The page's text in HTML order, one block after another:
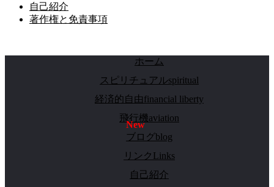
自己紹介
著作権と免責事項
ホーム
スピリチュアルspiritual
経済的自由financial liberty
飛行機aviation
ブログblog
リンクLinks
自己紹介